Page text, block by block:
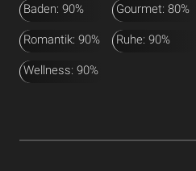
Baden: 90% Gourmet: 80%
Romantik: 90% Ruhe: 90%
Wellness: 90%